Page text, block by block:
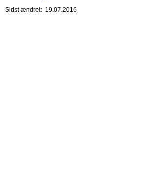
Sidst ændret: 19.07.2016